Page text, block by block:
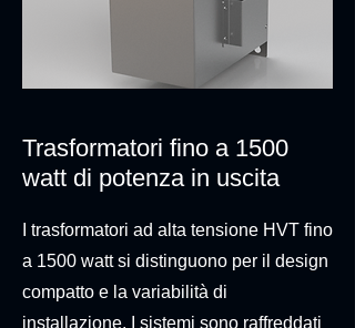
Trasformatori fino a 1500
watt di potenza in uscita
I trasformatori ad alta tensione HVT fino
a 1500 watt si distinguono per il design
compatto e la variabilità di
installazione. I sistemi sono raffreddati